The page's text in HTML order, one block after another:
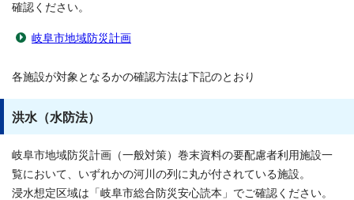
確認ください。
岐阜市地域防災計画
各施設が対象となるかの確認方法は下記のとおり
洪水（水防法）
岐阜市地域防災計画（一般対策）巻末資料の要配慮者利用施設一
覧において、いずれかの河川の列に丸が付されている施設。
浸水想定区域は「岐阜市総合防災安心読本」でご確認ください。